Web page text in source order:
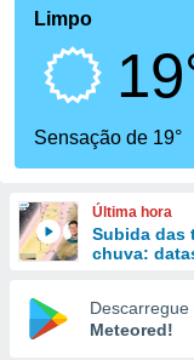
foi
fornecidas
a este
das
e
forma
digital
Limpo
Sensação de 19°
Última hora
Subida das
chuva:
Descarregue
Meteored!